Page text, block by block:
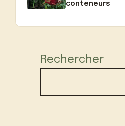
conteneurs
Rechercher